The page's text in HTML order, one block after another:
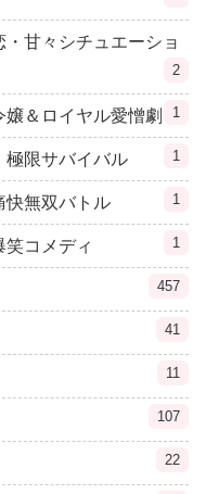
甘々シチュエーショ
2
＆ロイヤル愛憎劇 1
極限サバイバル 1
快無双バトル 1
コメディ 1
457
41
11
107
22